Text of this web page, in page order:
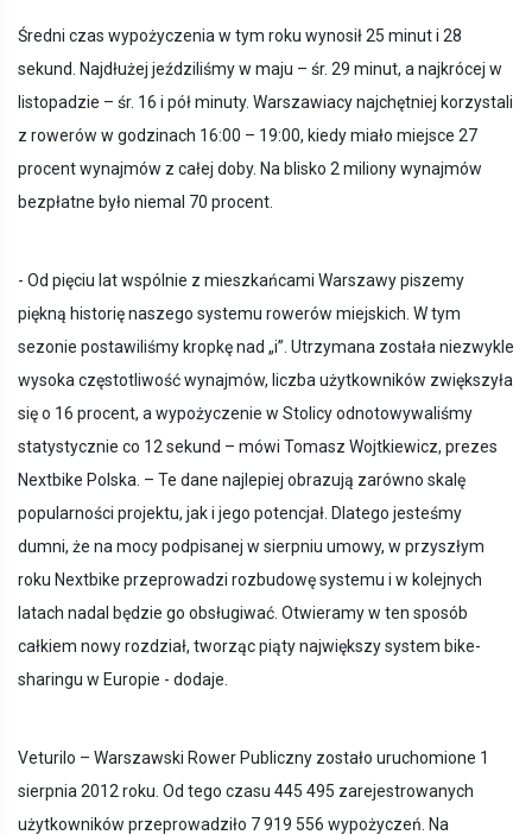
Średni czas wypożyczenia w tym roku wynosił 25 minut i 28
sekund. Najdłużej jeździliśmy w maju – śr. 29 minut, a najkrócej w
listopadzie – śr. 16 i pół minuty. Warszawiacy najchętniej korzystali
z rowerów w godzinach 16:00 – 19:00, kiedy miało miejsce 27
procent wynajmów z całej doby. Na blisko 2 miliony wynajmów
bezpłatne było niemal 70 procent.
- Od pięciu lat wspólnie z mieszkańcami Warszawy piszemy
piękną historię naszego systemu rowerów miejskich. W tym
sezonie postawiliśmy kropkę nad „i”. Utrzymana została niezwykle
wysoka częstotliwość wynajmów, liczba użytkowników zwiększyła
się o 16 procent, a wypożyczenie w Stolicy odnotowywaliśmy
statystycznie co 12 sekund – mówi Tomasz Wojtkiewicz, prezes
Nextbike Polska. – Te dane najlepiej obrazują zarówno skalę
popularności projektu, jak i jego potencjał. Dlatego jesteśmy
dumni, że na mocy podpisanej w sierpniu umowy, w przyszłym
roku Nextbike przeprowadzi rozbudowę systemu i w kolejnych
latach nadal będzie go obsługiwać. Otwieramy w ten sposób
całkiem nowy rozdział, tworząc piąty największy system bike-
sharingu w Europie - dodaje.
Veturilo – Warszawski Rower Publiczny zostało uruchomione 1
sierpnia 2012 roku. Od tego czasu 445 495 zarejestrowanych
użytkowników przeprowadziło 7 919 556 wypożyczeń. Na